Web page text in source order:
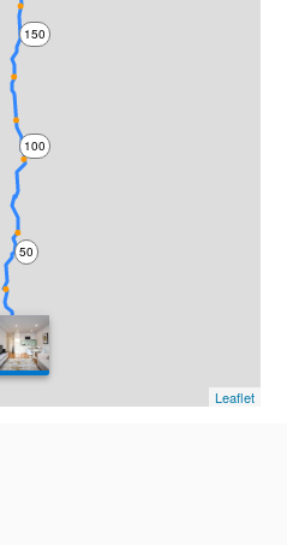
0
50
100
150
Leaflet